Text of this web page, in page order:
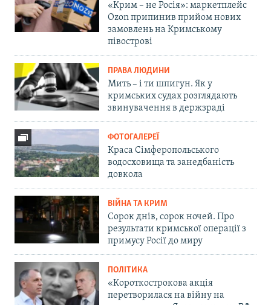
«Крим – не Росія»: маркетплейс
Ozon припинив прийом нових
замовлень на Кримському
півострові
ПРАВА ЛЮДИНИ
Мить – і ти шпигун. Як у
кримських судах розглядають
звинувачення в держзраді
ФОТОГАЛЕРЕЇ
Краса Сімферопольського
водосховища та занедбаність
довкола
ВІЙНА ТА КРИМ
Сорок днів, сорок ночей. Про
результати кримської операції з
примусу Росії до миру
ПОЛІТИКА
«Короткострокова акція
перетворилася на війну на